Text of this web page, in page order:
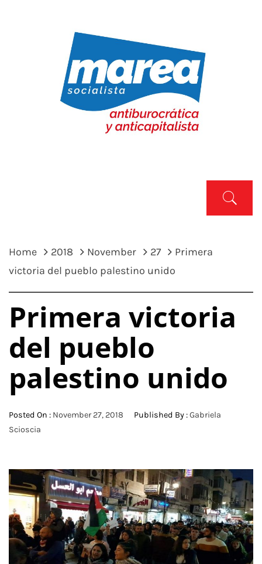
MAREA SOCIALISTA
Home 2018 November 27
Primera
victoria del pueblo palestino unido
Primera victoria
del pueblo
palestino unido
Posted On : November 27, 2018 Published By :Gabriela
Scioscia